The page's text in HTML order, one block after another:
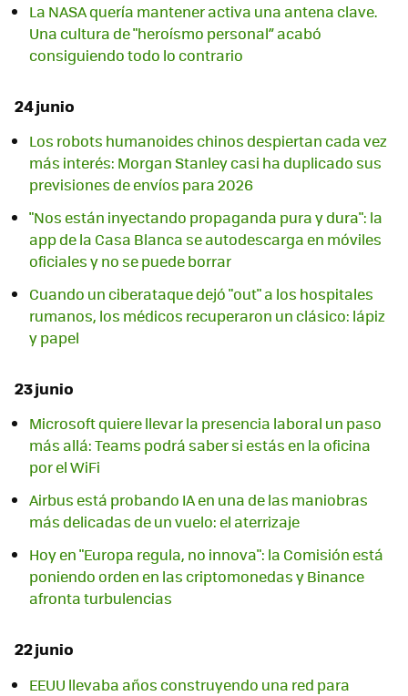
La NASA quería mantener activa una antena clave.
Una cultura de "heroísmo personal” acabó
consiguiendo todo lo contrario
24 junio
Los robots humanoides chinos despiertan cada vez
más interés: Morgan Stanley casi ha duplicado sus
previsiones de envíos para 2026
"Nos están inyectando propaganda pura y dura": la
app de la Casa Blanca se autodescarga en móviles
oficiales y no se puede borrar
Cuando un ciberataque dejó "out" a los hospitales
rumanos, los médicos recuperaron un clásico: lápiz
y papel
23 junio
Microsoft quiere llevar la presencia laboral un paso
más allá: Teams podrá saber si estás en la oficina
por el WiFi
Airbus está probando IA en una de las maniobras
más delicadas de un vuelo: el aterrizaje
Hoy en "Europa regula, no innova": la Comisión está
poniendo orden en las criptomonedas y Binance
afronta turbulencias
22 junio
EEUU llevaba años construyendo una red para